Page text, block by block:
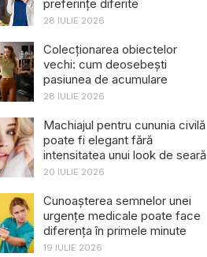
preferințe diferite
28 IULIE 2026
Colecționarea obiectelor
vechi: cum deosebești
pasiunea de acumulare
28 IULIE 2026
Machiajul pentru cununia civilă
poate fi elegant fără
intensitatea unui look de seară
20 IULIE 2026
Cunoașterea semnelor unei
urgențe medicale poate face
diferența în primele minute
19 IULIE 2026